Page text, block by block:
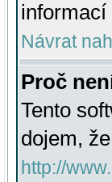
informací
Návrat
Proč
Tento
dojem,
http://